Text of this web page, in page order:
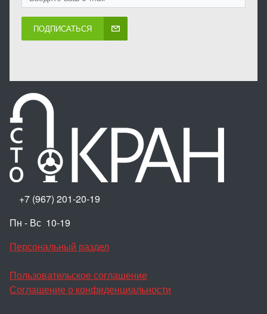
ПОДПИСАТЬСЯ
+7 (967) 201-20-19
Пн - Вс 10-19
Персональный раздел
Пользовательское соглашение
Соглашение о конфиденциальности